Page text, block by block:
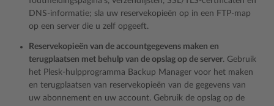
DNS-informatie; sla uw reservekopieën op in een FTP-map
op een server die u zelf opgeeft.
Reservekopieën van de accountgegevens maken en
terugplaatsen met behulp van de opslag op de server. Gebruik
het Plesk-hulpprogramma Backup Manager voor het maken
en terugplaatsen van reservekopieën van de gegevens van
uw abonnement en uw account. Gebruik de opslag op de